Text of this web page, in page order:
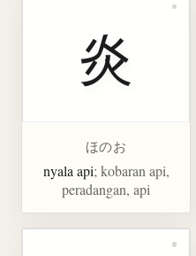
炎
ほのお
nyala api; kobaran api,
peradangan, api